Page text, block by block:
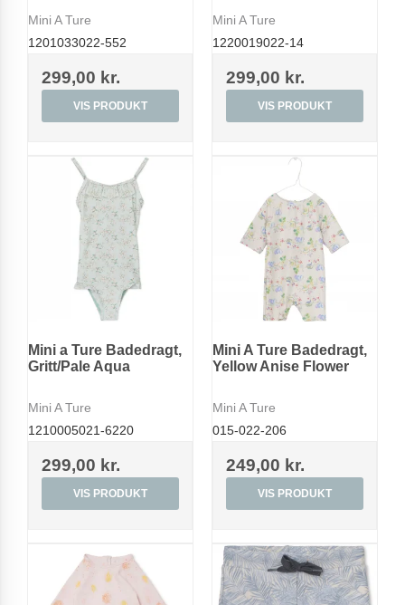
Mini A Ture
1201033022-552
299,00 kr.
VIS PRODUKT
Mini A Ture
1220019022-14
299,00 kr.
VIS PRODUKT
Mini a Ture Badedragt,
Gritt/Pale Aqua
Mini A Ture
1210005021-6220
299,00 kr.
VIS PRODUKT
Mini A Ture Badedragt,
Yellow Anise Flower
Mini A Ture
015-022-206
249,00 kr.
VIS PRODUKT